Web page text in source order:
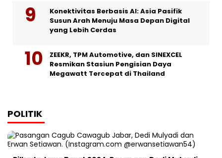
Konektivitas Berbasis AI: Asia Pasifik
Susun Arah Menuju Masa Depan Digital
yang Lebih Cerdas
ZEEKR, TPM Automotive, dan SINEXCEL
Resmikan Stasiun Pengisian Daya
Megawatt Tercepat di Thailand
POLITIK